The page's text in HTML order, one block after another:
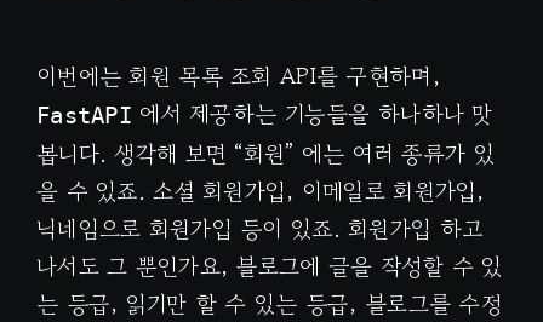
이번에는 회원 목록 조회 API를 구현하며,
FastAPI 에서 제공하는 기능들을 하나하나 맛
봅니다. 생각해 보면 “회원” 에는 여러 종류가 있
을 수 있죠. 소셜 회원가입, 이메일로 회원가입,
닉네임으로 회원가입 등이 있죠. 회원가입 하고
나서도 그 뿐인가요, 블로그에 글을 작성할 수 있
는 등급, 읽기만 할 수 있는 등급, 블로그를 수정